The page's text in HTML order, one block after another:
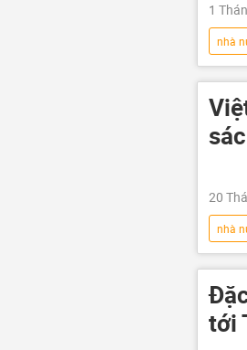
1
nhà
Kinh
20
nhà
nhà
tới